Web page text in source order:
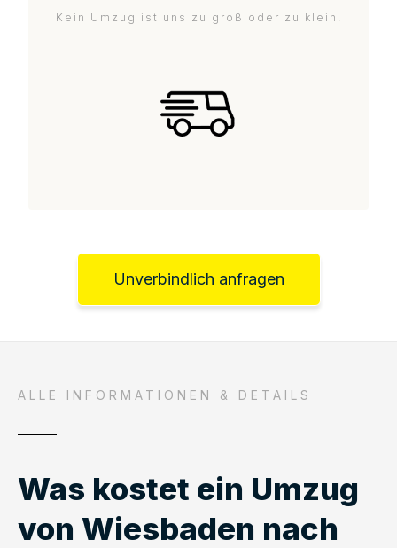
Kein Umzug ist uns zu groß oder zu klein.
Unverbindlich anfragen
ALLE INFORMATIONEN & DETAILS
Was kostet ein Umzug
von Wiesbaden nach